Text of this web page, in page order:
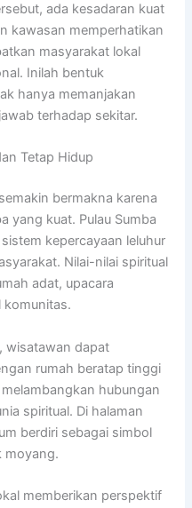
ada kesadaran kuat
kawasan memperhatikan
masyarakat lokal
Inilah bentuk
hanya memanjakan
terhadap sekitar.
Tetap Hidup
bermakna karena
yang kuat. Pulau Sumba
kepercayaan leluhur
Nilai-nilai spiritual
adat, upacara
komunitas.
wisatawan dapat
rumah beratap tinggi
hubungan
spiritual. Di halaman
berdiri sebagai simbol
moyang.
memberikan perspektif